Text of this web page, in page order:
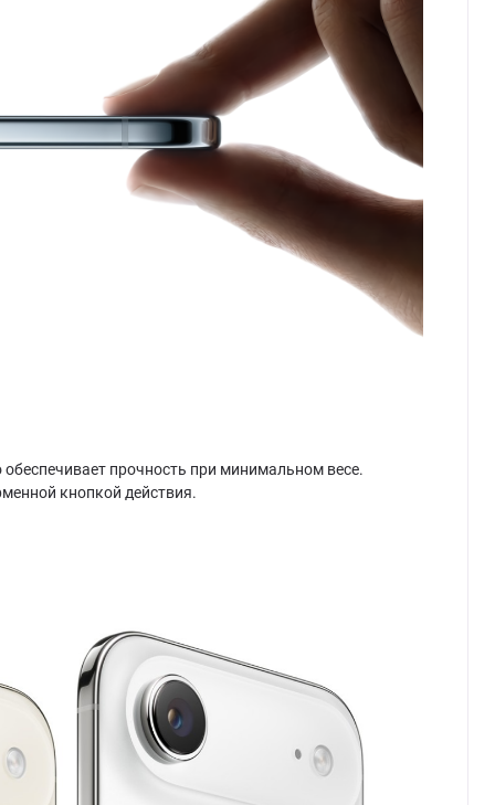
прочность при минимальном весе.
кнопкой действия.